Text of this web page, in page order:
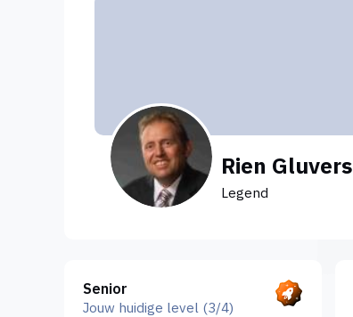
Rien Gluvers
Legend
Senior
Jouw huidige level (3/4)